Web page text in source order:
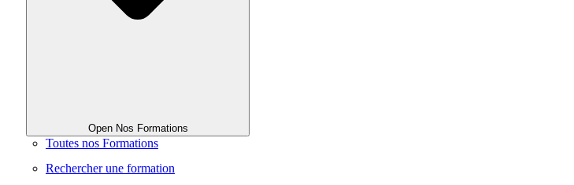
Open Nos Formations
Toutes nos Formations
Rechercher une formation